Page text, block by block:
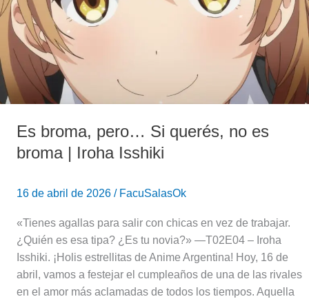
Es broma, pero… Si querés, no es
broma | Iroha Isshiki
16 de abril de 2026 / FacuSalasOk
«Tienes agallas para salir con chicas en vez de trabajar.
¿Quién es esa tipa? ¿Es tu novia?» —T02E04 – Iroha
Isshiki. ¡Holis estrellitas de Anime Argentina! Hoy, 16 de
abril, vamos a festejar el cumpleaños de una de las rivales
en el amor más aclamadas de todos los tiempos. Aquella
querés,
no
es
broma
Iroha